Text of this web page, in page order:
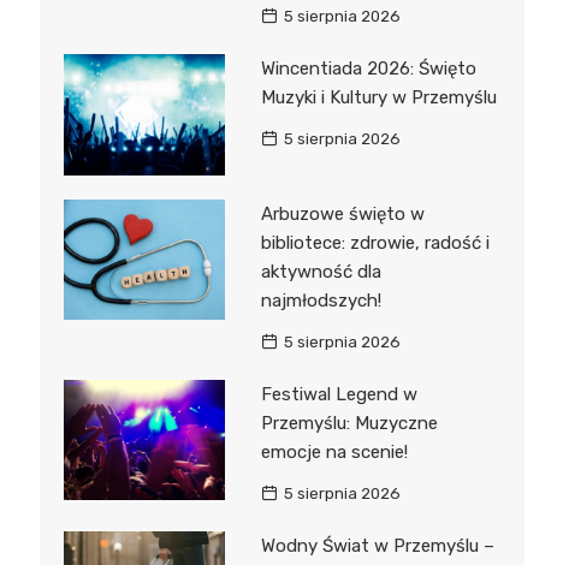
5 sierpnia 2026
Wincentiada 2026: Święto
Muzyki i Kultury w Przemyślu
5 sierpnia 2026
Arbuzowe święto w
bibliotece: zdrowie, radość i
aktywność dla
najmłodszych!
5 sierpnia 2026
Festiwal Legend w
Przemyślu: Muzyczne
emocje na scenie!
5 sierpnia 2026
Wodny Świat w Przemyślu –